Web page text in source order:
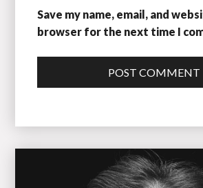
Save my name, email, and
browser for the next time I
POST COMMENT